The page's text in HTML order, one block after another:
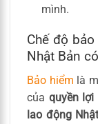
mình.
Chế độ
Nhật Bản
Bảo hiểm là
của quyền
lao động